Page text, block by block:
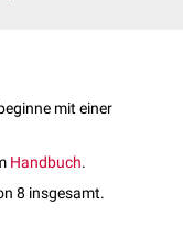
mit einer
Handbuch.
8 insgesamt.